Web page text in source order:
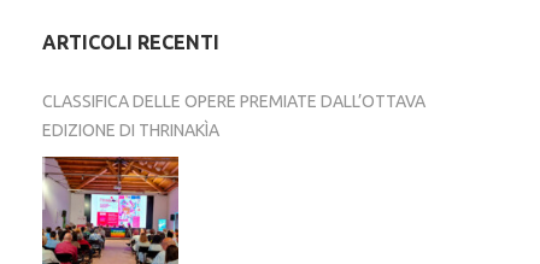
ARTICOLI RECENTI
CLASSIFICA DELLE OPERE PREMIATE DALL’OTTAVA
EDIZIONE DI THRINAKÌA